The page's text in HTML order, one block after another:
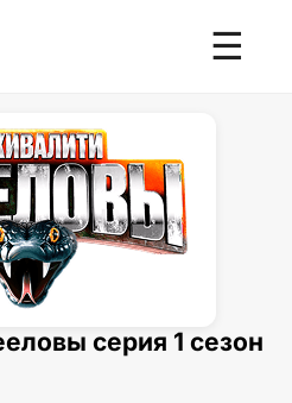
☰
серия 1 сезон